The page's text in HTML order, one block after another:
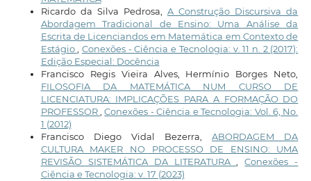
Ricardo da Silva Pedrosa,A Construção Discursiva da
Abordagem Tradicional de Ensino: Uma Análise da
Escrita de Licenciandos em Matemática em Contexto de
Estágio, Conexões - Ciência e Tecnologia: v. 11 n. 2 (2017):
Edição Especial: Docência
Francisco Regis Vieira Alves, Hermínio Borges Neto,
FILOSOFIA DA MATEMÁTICA NUM CURSO DE
LICENCIATURA: IMPLICAÇÕES PARA A FORMAÇÃO DO
PROFESSOR,Conexões - Ciência e Tecnologia: Vol. 6, No.
1 (2012)
Francisco Diego Vidal Bezerra,ABORDAGEM DA
CULTURA MAKER NO PROCESSO DE ENSINO: UMA
REVISÃO SISTEMÁTICA DA LITERATURA,Conexões -
Ciência e Tecnologia: v. 17 (2023)